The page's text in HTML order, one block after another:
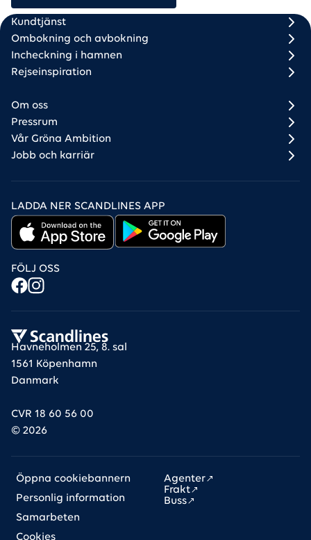
Scandlines
Havneholmen 25, 8. sal
1561 Köpenhamn
Danmark
CVR 18 60 56 00
© 2026
Footer column 1
Kundtjänst
Ombokning och avbokning
Incheckning i hamnen
Rejseinspiration
Footer column 2
Om oss
Pressrum
Vår Gröna Ambition
Jobb och karriär
LADDA NER SCANDLINES APP
FÖLJ OSS
Links
Agenter
Frakt
Buss
Öppna cookiebannern
Personlig information
Samarbeten
Cookies